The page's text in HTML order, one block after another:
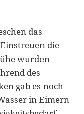
das
die
wurden
des
gab es noch
in Eimern